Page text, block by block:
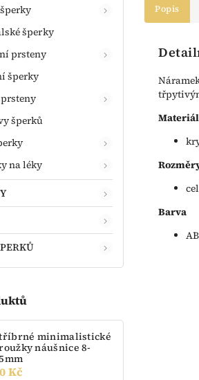
šperky
prsteny
šperky
šperků
na léky
minimalistické
náušnice 8-
Kč
Popis
Barva